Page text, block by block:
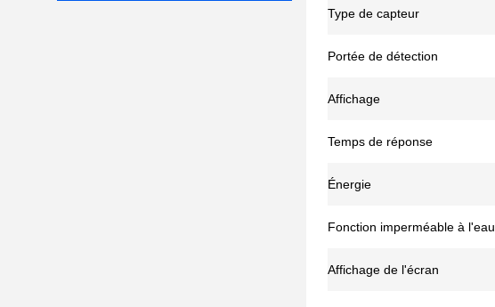
Type de capteur
Portée de détection
Affichage
Temps de réponse
Énergie
Fonction imperméable à l'eau
Affichage de l'écran